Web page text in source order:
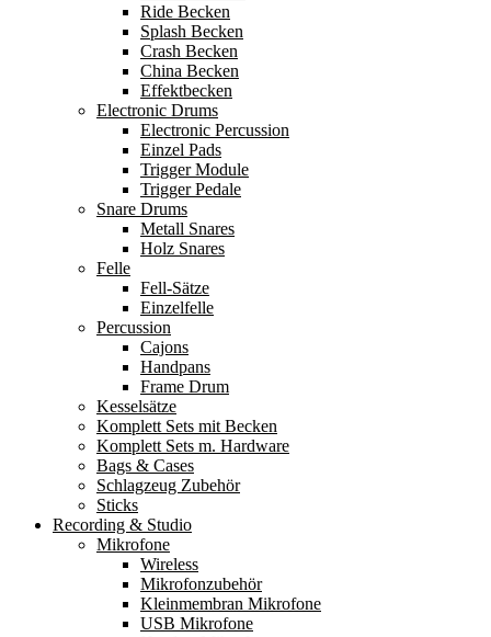
Ride Becken
Splash Becken
Crash Becken
China Becken
Effektbecken
Electronic Drums
Electronic Percussion
Einzel Pads
Trigger Module
Trigger Pedale
Snare Drums
Metall Snares
Holz Snares
Felle
Fell-Sätze
Einzelfelle
Percussion
Cajons
Handpans
Frame Drum
Kesselsätze
Komplett Sets mit Becken
Komplett Sets m. Hardware
Bags & Cases
Schlagzeug Zubehör
Sticks
Recording & Studio
Mikrofone
Wireless
Mikrofonzubehör
Kleinmembran Mikrofone
USB Mikrofone